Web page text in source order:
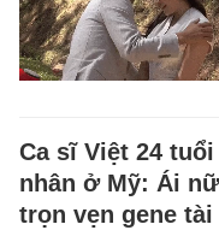
Ca sĩ Việt 24
nhân ở Mỹ: Ái
trọn vẹn gene